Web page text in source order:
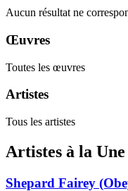
Aucun résultat ne
Œuvres
Toutes les œuvres
Artistes
Tous les artistes
Artistes à la Une
Shepard Fairey